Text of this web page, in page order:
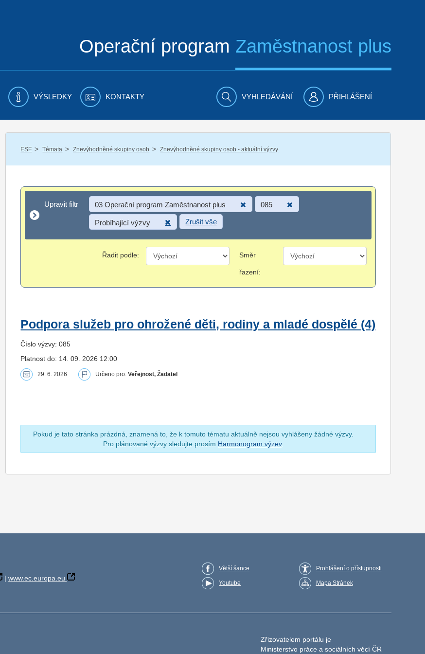
Operační program Zaměstnanost plus
VÝSLEDKY KONTAKTY VYHLEDÁVÁNÍ PŘIHLÁŠENÍ
ESF / Témata / Znevýhodněné skupiny osob / Znevýhodněné skupiny osob - aktuální výzvy
Upravit filtr
Upravit filtr 03 Operační program Zaměstnanost plus 085
Probíhající výzvy Zrušit vše
Řadit podle: Směr
řazení:
Podpora služeb pro ohrožené děti, rodiny a mladé dospělé (4)
Číslo výzvy: 085
Platnost do: 14. 09. 2026 12:00
29. 6. 2026 Určeno pro:Veřejnost, Žadatel
Pokud je tato stránka prázdná, znamená to, že k tomuto tématu aktuálně nejsou vyhlášeny žádné výzvy.
Pro plánované výzvy sledujte prosím Harmonogram výzev.
| www.ec.europa.eu
Větší šance
Youtube
Prohlášení o přístupnosti
Mapa Stránek
Zřizovatelem portálu je
Ministerstvo práce a sociálních věcí ČR